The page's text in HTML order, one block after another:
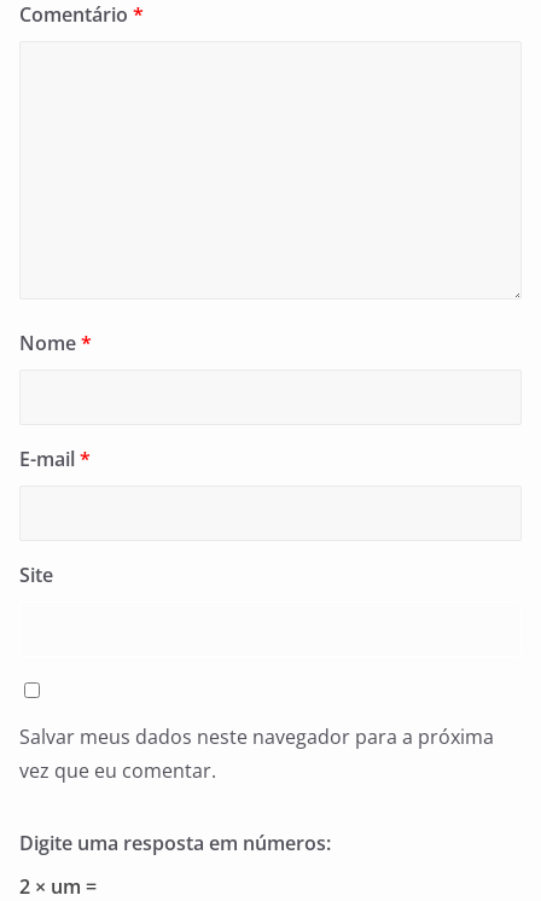
Comentário *
Nome*
E-mail*
Site
Salvar meus dados neste navegador para a próxima
vez que eu comentar.
Digite uma resposta em números:
2 × um =